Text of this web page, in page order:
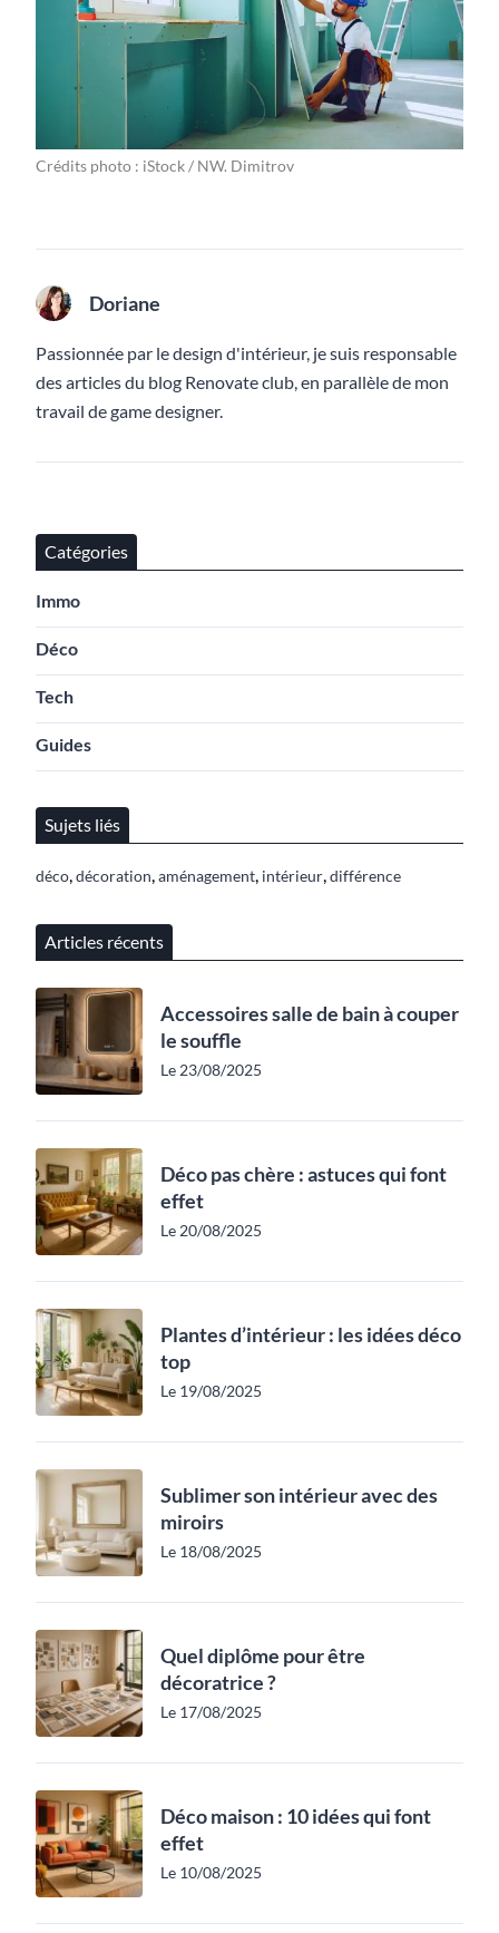
Crédits photo : iStock / NW. Dimitrov
Doriane
Passionnée par le design d'intérieur, je suis responsable
des articles du blog Renovate club, en parallèle de mon
travail de game designer.
Catégories
Immo
Déco
Tech
Guides
Sujets liés
déco,décoration,aménagement, intérieur,différence
Articles récents
Accessoires salle de bain à couper
le souffle
Le 23/08/2025
Déco pas chère : astuces qui font
effet
Le 20/08/2025
Plantes d’intérieur : les idées déco
top
Le 19/08/2025
Sublimer son intérieur avec des
miroirs
Le 18/08/2025
Quel diplôme pour être
décoratrice ?
Le 17/08/2025
Déco maison : 10 idées qui font
effet
Le 10/08/2025